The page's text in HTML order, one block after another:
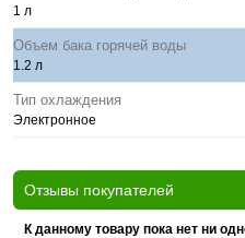
1 л
Объем бака горячей воды
1.2 л
Тип охлаждения
Электронное
Отзывы покупателей
К данному товару пока нет ни